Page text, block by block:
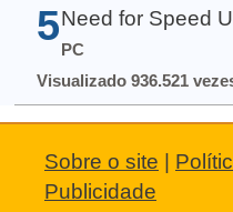
5 Need for Speed
PC
Visualizado 936.521
Sobre o site |
Publicidade